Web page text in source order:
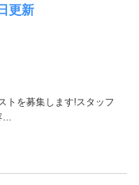
更新
トを募集します!スタッフ